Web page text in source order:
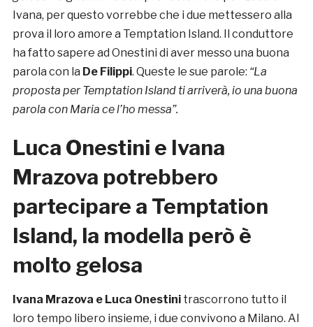
Ivana, per questo vorrebbe che i due mettessero alla
prova il loro amore a Temptation Island. Il conduttore
ha fatto sapere ad Onestini di aver messo una buona
parola con la De Filippi. Queste le sue parole: “La
proposta per Temptation Island ti arriverà, io una buona
parola con Maria ce l’ho messa”.
Luca Onestini e Ivana
Mrazova potrebbero
partecipare a Temptation
Island, la modella però è
molto gelosa
Ivana Mrazova e Luca Onestinitrascorrono tutto il
loro tempo libero insieme, i due convivono a Milano. Al